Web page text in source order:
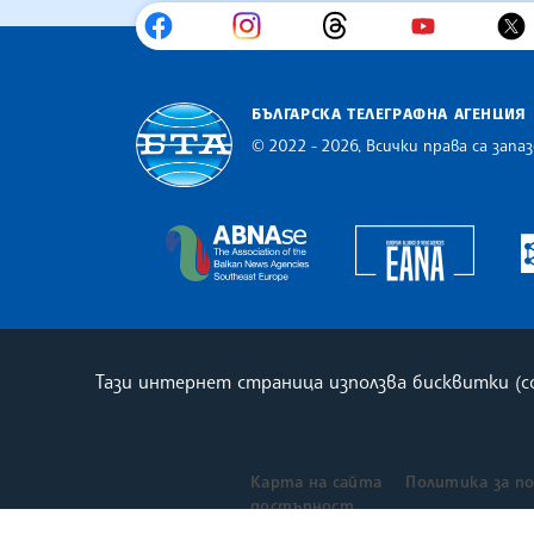
БЪЛГАРСКА ТЕЛЕГРАФНА АГЕНЦИЯ
© 2022 - 2026, Всички права са
The Assocoation of the
Карта на сайта
Политика за
достъпност
Тази интернет страница използва бисквитки